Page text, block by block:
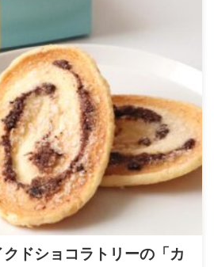
ドショコラトリーの「カ